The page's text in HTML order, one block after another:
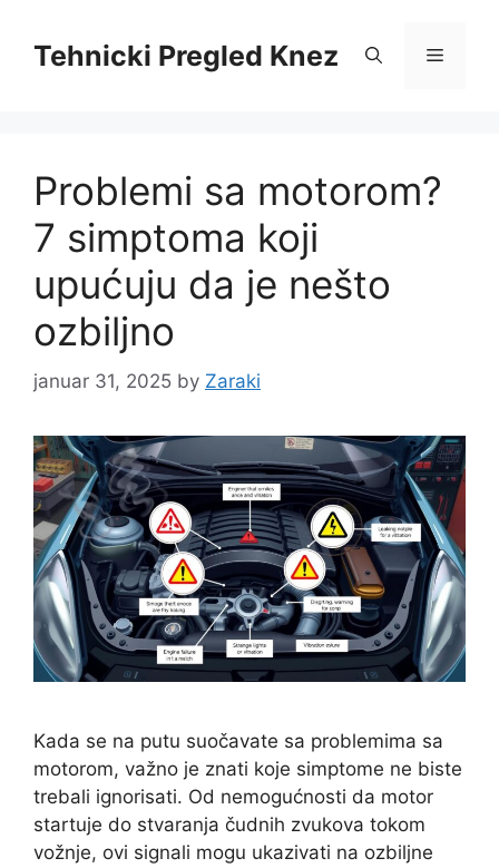
contentTehnicki Pregled Knez Menu
Problemi sa motorom?
7 simptoma koji
upućuju da je nešto
ozbiljno
januar 31, 2025 by Zaraki
Kada se na putu suočavate sa problemima sa
motorom, važno je znati koje simptome ne biste
trebali ignorisati. Od nemogućnosti da motor
startuje do stvaranja čudnih zvukova tokom
vožnje, ovi signali mogu ukazivati na ozbiljne